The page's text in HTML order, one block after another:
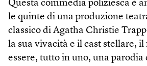
Questa commedia poliziesca è
le quinte di una produzione
classico di Agatha Christie
la sua vivacità e il cast stellare, il
essere, tutto in uno, una